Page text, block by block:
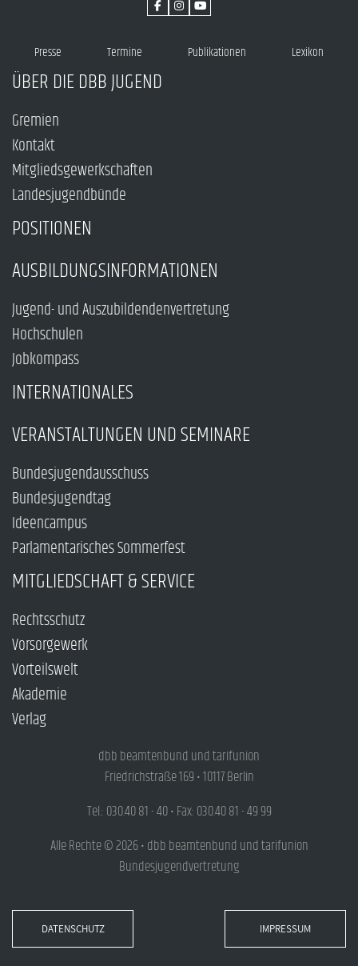
Presse Termine Publikationen Lexikon
ÜBER DIE DBB JUGEND
Gremien
Kontakt
Mitgliedsgewerkschaften
Landesjugendbünde
POSITIONEN
AUSBILDUNGSINFORMATIONEN
Jugend- und Auszubildendenvertretung
Hochschulen
Jobkompass
INTERNATIONALES
VERANSTALTUNGEN UND SEMINARE
Bundesjugendausschuss
Bundesjugendtag
Ideencampus
Parlamentarisches Sommerfest
MITGLIEDSCHAFT & SERVICE
Rechtsschutz
Vorsorgewerk
Vorteilswelt
Akademie
Verlag
dbb beamtenbund und tarifunion
Friedrichstraße 169 • 10117 Berlin
Tel.: 030.40 81 - 40 • Fax: 030.40 81 - 49 99
Alle Rechte © 2026 • dbb beamtenbund und tarifunion
Bundesjugendvertretung
DATENSCHUTZ IMPRESSUM